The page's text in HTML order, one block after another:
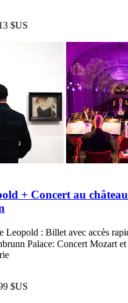
$US
+ Concert au
Leopold : Billet avec accès
Palace: Concert Mozart et
$US